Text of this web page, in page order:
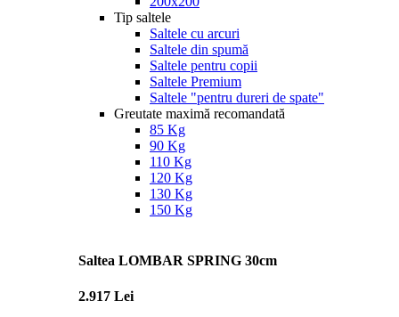
Tip saltele
Saltele cu arcuri
Saltele din spumă
Saltele pentru copii
Saltele Premium
Saltele "pentru dureri de spate"
Greutate maximă recomandată
85 Kg
90 Kg
110 Kg
120 Kg
130 Kg
150 Kg
Saltea LOMBAR SPRING 30cm
2.917 Lei